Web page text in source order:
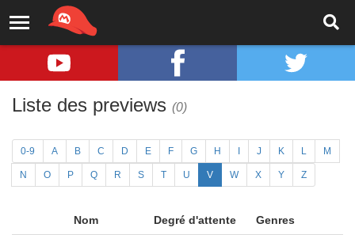
Liste des previews (0)
0-9 A B C D E F G H J K L M
N O P Q R S T U V W X Y Z
Nom Degré d'attente Genres